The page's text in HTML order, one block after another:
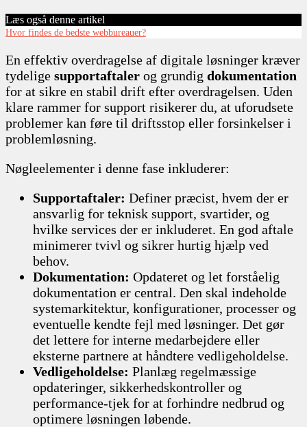
Læs også denne artikel
Hvor findes de bedste webbureauer?
En effektiv overdragelse af digitale løsninger kræver
tydelige supportaftaler og grundig dokumentation
for at sikre en stabil drift efter overdragelsen. Uden
klare rammer for support risikerer du, at uforudsete
problemer kan føre til driftsstop eller forsinkelser i
problemløsning.
Nøgleelementer i denne fase inkluderer:
Supportaftaler: Definer præcist, hvem der er
ansvarlig for teknisk support, svartider, og
hvilke services der er inkluderet. En god aftale
minimerer tvivl og sikrer hurtig hjælp ved
behov.
Dokumentation: Opdateret og let forståelig
dokumentation er central. Den skal indeholde
systemarkitektur, konfigurationer, processer og
eventuelle kendte fejl med løsninger. Det gør
det lettere for interne medarbejdere eller
eksterne partnere at håndtere vedligeholdelse.
Vedligeholdelse: Planlæg regelmæssige
opdateringer, sikkerhedskontroller og
performance-tjek for at forhindre nedbrud og
optimere løsningen løbende.